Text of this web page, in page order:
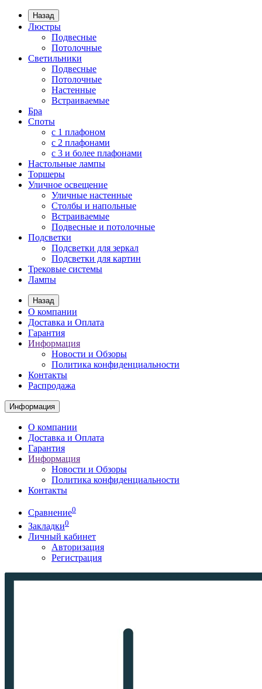
Назад
Люстры
Подвесные
Потолочные
Светильники
Подвесные
Потолочные
Настенные
Встраиваемые
Бра
Споты
с 1 плафоном
с 2 плафонами
с 3 и более плафонами
Настольные лампы
Торшеры
Уличное освещение
Уличные настенные
Столбы и напольные
Встраиваемые
Подвесные и потолочные
Подсветки
Подсветки для зеркал
Подсветки для картин
Трековые системы
Лампы
Назад
О компании
Доставка и Оплата
Гарантия
Информация
Новости и Обзоры
Политика конфиденциальности
Контакты
Распродажа
Информация
О компании
Доставка и Оплата
Гарантия
Информация
Новости и Обзоры
Политика конфиденциальности
Контакты
Сравнение0
Закладки0
Личный кабинет
Авторизация
Регистрация